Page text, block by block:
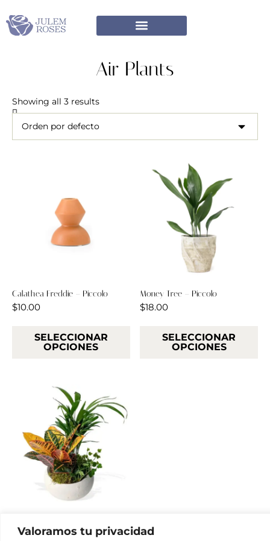
Valoramos tu privacidad
Air Plants
Showing all 3 results
Calathea Freddie – Piccolo
$10.00
SELECCIONAR
OPCIONES
Money Tree – Piccolo
$18.00
SELECCIONAR
OPCIONES
10.00